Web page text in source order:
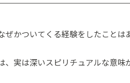
ぜかついてくる経験をしたことは
、実は深いスピリチュアルな意味